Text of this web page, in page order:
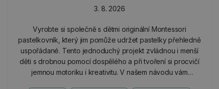
3. 8. 2026
Vyrobte si společně s dětmi originální Montessori
pastelkovník, který jim pomůže udržet pastelky přehledně
uspořádané. Tento jednoduchý projekt zvládnou i menší
děti s drobnou pomocí dospělého a při tvoření si procvičí
jemnou motoriku i kreativitu. V našem návodu vám